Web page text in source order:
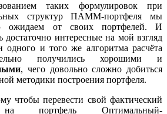
таких формулировок при
структур ПАММ-портфеля мы
ожидаем от своих портфелей. И
достаточно интересные на мой взгляд
и того же алгоритма расчёта
получились хорошими и
, чего довольно сложно добиться
методики построения портфеля.
чтобы перевести свой фактический
портфель Оптимальный-